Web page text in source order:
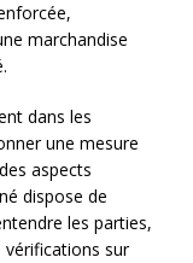
marchandise
dans les
une mesure
aspects
dispose de
les parties,
sur